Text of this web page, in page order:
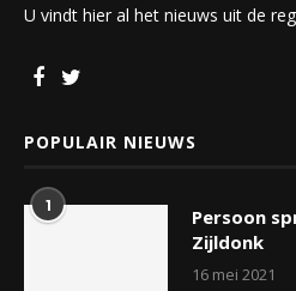
U vindt hier al het nieuws uit de
POPULAIR NIEUWS
1
Persoon
Zijldonk
16 mei 2021